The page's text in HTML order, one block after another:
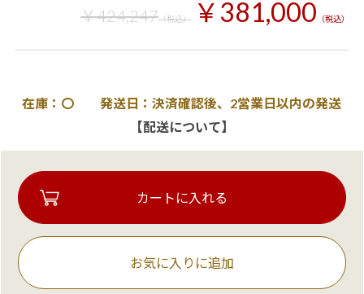
￥424,247（税込） ￥381,000 （税込）
在庫：〇 発送日：決済確認後、2営業日以内の発送
【配送について】
お気に入りに追加